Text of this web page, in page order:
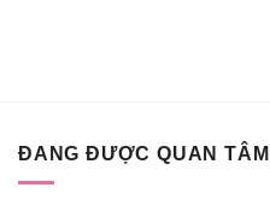
6?
HÓA
HỌC
ĐANG ĐƯỢC QUAN TÂM